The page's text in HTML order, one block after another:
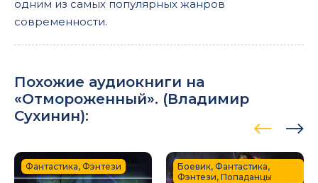
одним из самых популярных жанров
современности.
Похожие аудиокниги на
«Отмороженный». (Владимир
Сухинин):
Фантастика, Фэнтези
Боевик, Фантастика,
Фэнтези, Попаданцы